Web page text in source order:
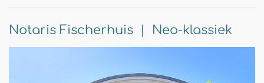
Notaris Fischerhuis | Neo-klassiek